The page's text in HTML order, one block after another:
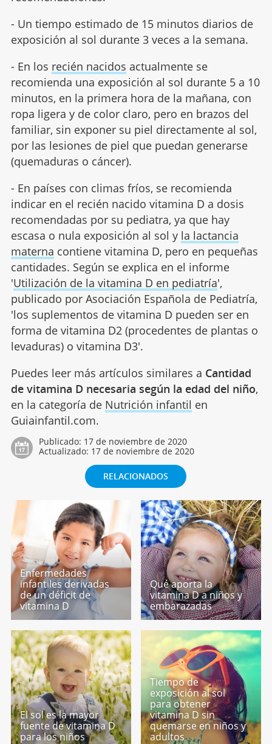
- Un tiempo estimado de 15 minutos diarios de
exposición al sol durante 3 veces a la semana.
- En los recién nacidos actualmente se
recomienda una exposición al sol durante 5 a 10
minutos, en la primera hora de la mañana, con
ropa ligera y de color claro, pero en brazos del
familiar, sin exponer su piel directamente al sol,
por las lesiones de piel que puedan generarse
(quemaduras o cáncer).
- En países con climas fríos, se recomienda
indicar en el recién nacido vitamina D a dosis
recomendadas por su pediatra, ya que hay
escasa o nula exposición al sol y la lactancia
materna contiene vitamina D, pero en pequeñas
cantidades. Según se explica en el informe
'Utilización de la vitamina D en pediatría',
publicado por Asociación Española de Pediatría,
'los suplementos de vitamina D pueden ser en
forma de vitamina D2 (procedentes de plantas o
levaduras) o vitamina D3'.
Puedes leer más artículos similares a Cantidad
de vitamina D necesaria según la edad del niño,
en la categoría de Nutrición infantil en
Guiainfantil.com.
Publicado: 17 de noviembre de 2020
Actualizado: 17 de noviembre de 2020
RELACIONADOS
Enfermedades
infantiles derivadas
de un déficit de
vitamina D
Qué aporta la
vitamina D a niños y
embarazadas
El sol es la mayor
fuente de vitamina D
para los niños
Tiempo de
exposición al sol
para obtener
vitamina D sin
quemarse en niños y
adultos